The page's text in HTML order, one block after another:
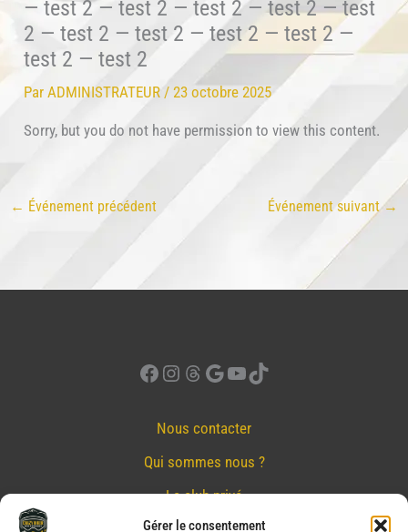
Gérer le consentement
— test 2 — test 2 — test 2 — test 2 — test
2 — test 2 — test 2 — test 2 — test 2 —
test 2 — test 2
ParADMINISTRATEUR /23 octobre 2025
Sorry, but you do not have permission to view this content.
← Événement précédent Événement suivant→
Facebook
Instagram
Threads
Google
YouTube
TikTok
Nous contacter
Qui sommes nous ?
Le club privé